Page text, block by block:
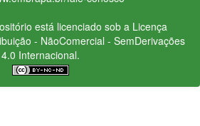
está licenciado sob a Licença
- NãoComercial - SemDerivações
4.0 Internacional.